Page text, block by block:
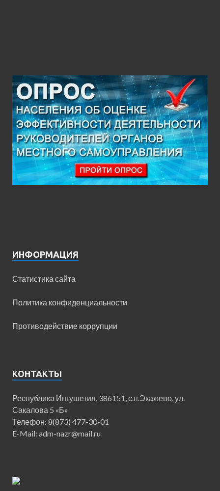
ИНФОРМАЦИЯ
Статистика сайта
Политика конфиденциальности
Противодействие коррупции
КОНТАКТЫ
Республика Ингушетия, 386151, с.п.Экажево, ул.
Сакалова 5 «Б»
Телефон: 8(873) 477-30-01
E-Mail: adm-nazr@mail.ru